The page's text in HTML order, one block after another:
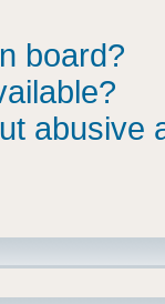
board?
abusive